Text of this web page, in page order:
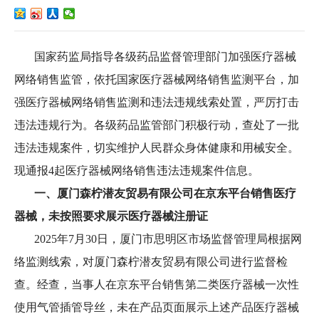
国家药监局指导各级药品监督管理部门加强医疗器械
网络销售监管，依托国家医疗器械网络销售监测平台，加
强医疗器械网络销售监测和违法违规线索处置，严厉打击
违法违规行为。各级药品监管部门积极行动，查处了一批
违法违规案件，切实维护人民群众身体健康和用械安全。
现通报4起医疗器械网络销售违法违规案件信息。
一、厦门森柠潜友贸易有限公司在京东平台销售医疗
器械，未按照要求展示医疗器械注册证
2025年7月30日，厦门市思明区市场监督管理局根据网
络监测线索，对厦门森柠潜友贸易有限公司进行监督检
查。经查，当事人在京东平台销售第二类医疗器械一次性
使用气管插管导丝，未在产品页面展示上述产品医疗器械